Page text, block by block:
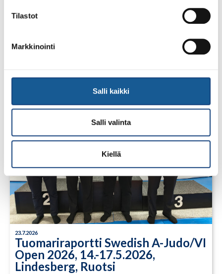
Tilastot
Markkinointi
Salli kaikki
Salli valinta
Kiellä
1.8.2026
23.7.2026
Tuomariraportti Swedish A-Judo/VI
Open 2026, 14.-17.5.2026,
Lindesberg, Ruotsi